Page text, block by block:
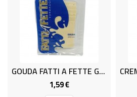
SUPERFICI
ACCESSORI
CASA
CURA GOUDA FATTI A FETTE GR.140
1,59 €Prezzo